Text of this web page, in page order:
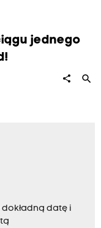
jednego
share search
datę i